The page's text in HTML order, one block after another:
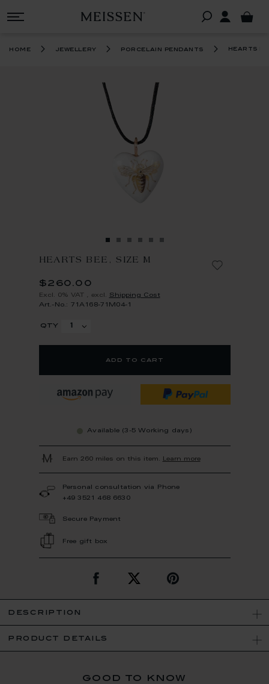
home jewellery porcelain pendants hearts
HEARTS BEE, SIZE M
$260.00
Excl. 0% VAT excl. Shipping Cost
Art.-No.: 71A168-71M04-1
qty
add to cart
Available (3-5 Working days)
Earn 260 miles on this item. Learn more
Personal consultation via Phone
+49 3521 468 6630
Secure Payment
Free gift box
description
product details
good to know